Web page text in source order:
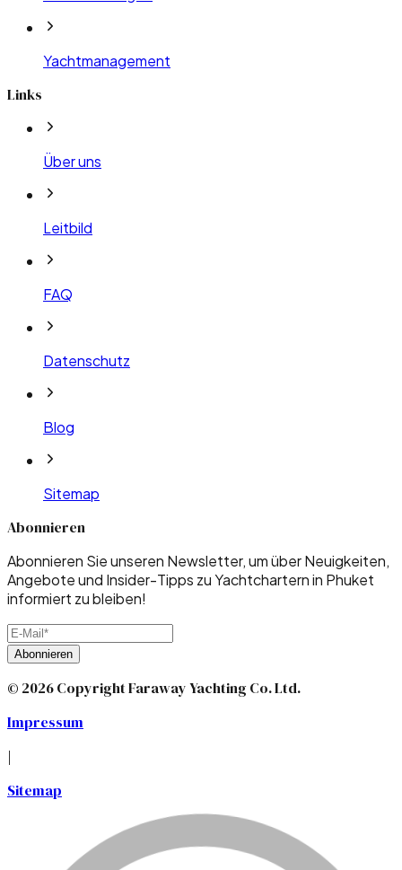
Yachtmanagement
Links
Über uns
Leitbild
FAQ
Datenschutz
Blog
Sitemap
Abonnieren
Abonnieren Sie unseren Newsletter, um über Neuigkeiten,
Angebote und Insider-Tipps zu Yachtchartern in Phuket
informiert zu bleiben!
Abonnieren
© 2026 Copyright Faraway Yachting Co. Ltd.
Impressum
|
Sitemap